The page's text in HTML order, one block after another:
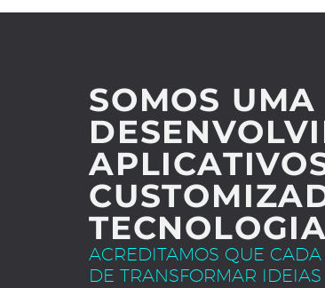
SOMOS
ACREDITAMOS QUE
DE TRANSFORMAR